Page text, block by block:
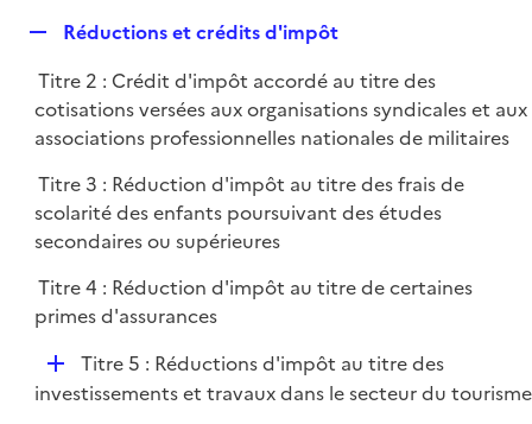
e
r
l
i
e
r
p
l
i
e
Réductions et crédits d'impôt
Titre 2 : Crédit d'impôt accordé au titre des
cotisations versées aux organisations syndicales et aux
associations professionnelles nationales de militaires
Titre 3 : Réduction d'impôt au titre des frais de
scolarité des enfants poursuivant des études
secondaires ou supérieures
Titre 4 : Réduction d'impôt au titre de certaines
primes d'assurances
D
é
Titre 5 : Réductions d'impôt au titre des
investissements et travaux dans le secteur du tourisme